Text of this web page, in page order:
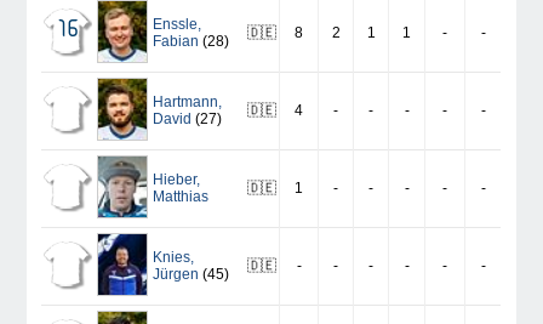
16 Enssle,
Fabian (28) 🇩🇪 8 2 1 1 - -
Hartmann,
David (27) 🇩🇪 4 - - - - -
Hieber,
Matthias
🇩🇪 1 - - - - -
Knies,
Jürgen (45) 🇩🇪 - - - - - -